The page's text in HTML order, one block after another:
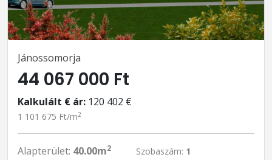
Jánossomorja
44 067 000 Ft
Kalkulált € ár: 120 402 €
1 101 675 Ft/m2
Alapterület: 40.00m2 Szobaszám: 1